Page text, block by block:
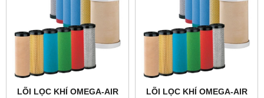
LÕI LỌC KHÍ OMEGA-AIR
LÕI LỌC KHÍ OMEGA-AIR